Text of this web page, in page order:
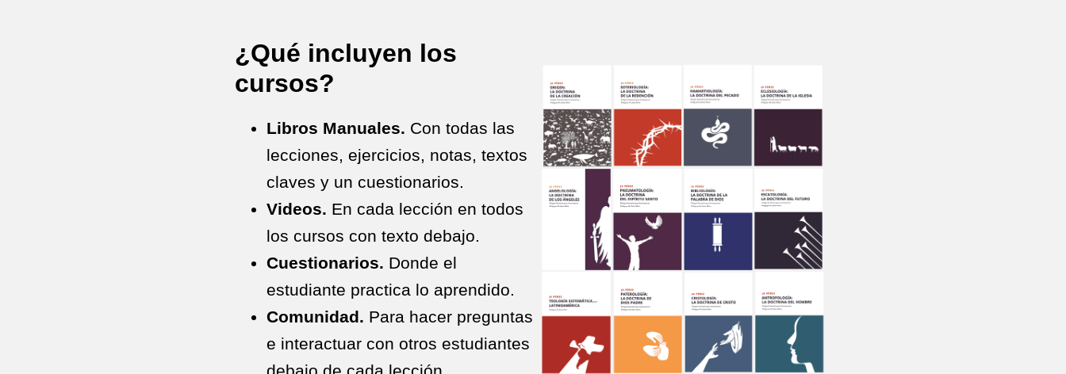
¿Qué incluyen los
cursos?
Libros Manuales. Con todas las
lecciones, ejercicios, notas, textos
claves y un cuestionarios.
Videos. En cada lección en todos
los cursos con texto debajo.
Cuestionarios. Donde el
estudiante practica lo aprendido.
Comunidad. Para hacer preguntas
e interactuar con otros estudiantes